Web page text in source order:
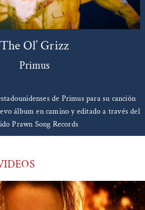
The Ol’ Grizz
Primus
de Primus para su canción
álbum en camino y editado a través del
Prawn Song Records